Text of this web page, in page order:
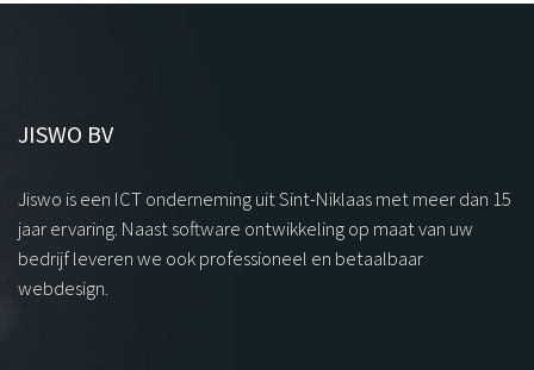
JISWO BV
Jiswo is een ICT onderneming uit Sint-Niklaas met meer dan 15
jaar ervaring. Naast software ontwikkeling op maat van uw
bedrijf leveren we ook professioneel en betaalbaar
webdesign.